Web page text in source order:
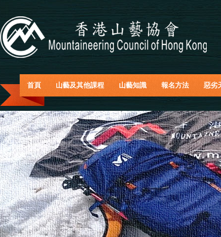
首頁 山藝及其他課程 山藝知識 報名方法 惡劣